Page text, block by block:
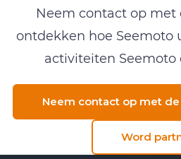
Neem contact op met
ontdekken hoe Seemoto
activiteiten Seemoto
Neem contact op met
Word